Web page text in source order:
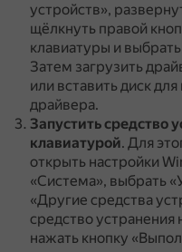
устройств»,
щёлкнуть правой
клавиатуры и
Затем загрузить
или вставить диск
драйвера.
Запустить средство
клавиатурой. Для
открыть настройки
«Система», выбрать
«Другие средства
средство устранения
нажать кнопку